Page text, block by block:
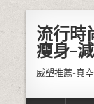
流行
瘦身-
威塑推薦-真